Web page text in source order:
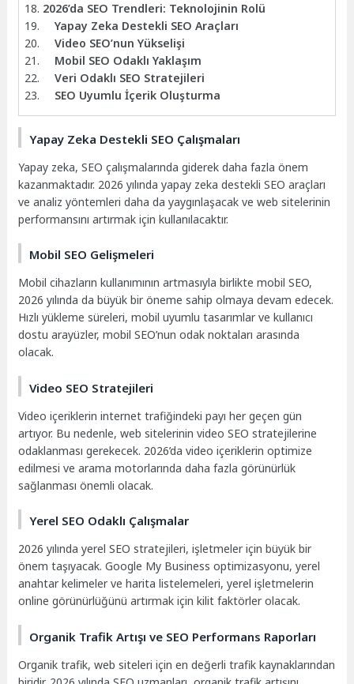
2026’da SEO Trendleri: Teknolojinin Rolü
Yapay Zeka Destekli SEO Araçları
Video SEO’nun Yükselişi
Mobil SEO Odaklı Yaklaşım
Veri Odaklı SEO Stratejileri
SEO Uyumlu İçerik Oluşturma
Yapay Zeka Destekli SEO Çalışmaları
Yapay zeka, SEO çalışmalarında giderek daha fazla önem
kazanmaktadır. 2026 yılında yapay zeka destekli SEO araçları
ve analiz yöntemleri daha da yaygınlaşacak ve web sitelerinin
performansını artırmak için kullanılacaktır.
Mobil SEO Gelişmeleri
Mobil cihazların kullanımının artmasıyla birlikte mobil SEO,
2026 yılında da büyük bir öneme sahip olmaya devam edecek.
Hızlı yükleme süreleri, mobil uyumlu tasarımlar ve kullanıcı
dostu arayüzler, mobil SEO’nun odak noktaları arasında
olacak.
Video SEO Stratejileri
Video içeriklerin internet trafiğindeki payı her geçen gün
artıyor. Bu nedenle, web sitelerinin video SEO stratejilerine
odaklanması gerekecek. 2026’da video içeriklerin optimize
edilmesi ve arama motorlarında daha fazla görünürlük
sağlanması önemli olacak.
Yerel SEO Odaklı Çalışmalar
2026 yılında yerel SEO stratejileri, işletmeler için büyük bir
önem taşıyacak. Google My Business optimizasyonu, yerel
anahtar kelimeler ve harita listelemeleri, yerel işletmelerin
online görünürlüğünü artırmak için kilit faktörler olacak.
Organik Trafik Artışı ve SEO Performans Raporları
Organik trafik, web siteleri için en değerli trafik kaynaklarından